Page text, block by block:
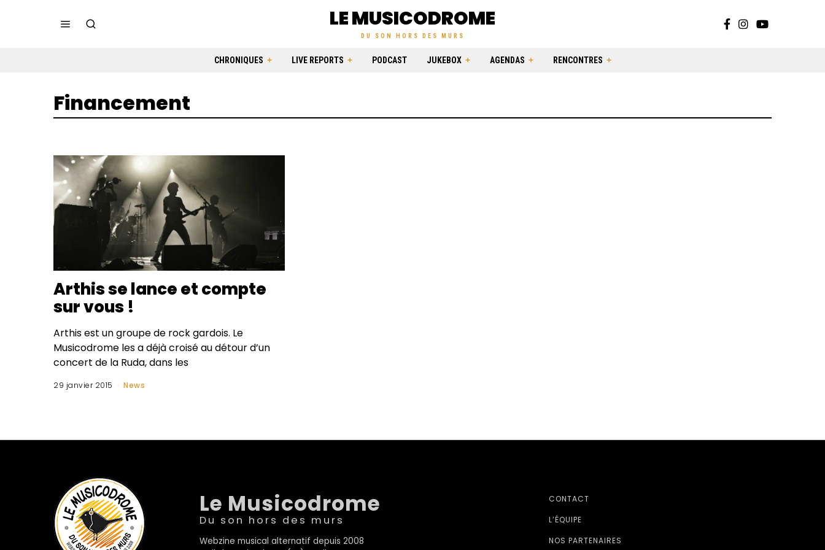
LE MUSICODROME
DU SON HORS DES MURS
CHRONIQUES LIVE REPORTS PODCAST JUKEBOX AGENDAS RENCONTRES
Financement
Arthis se lance et compte
sur vous !
Arthis est un groupe de rock gardois. Le
Musicodrome les a déjà croisé au détour d’un
concert de la Ruda, dans les
29 janvier 2015 News
Le Musicodrome
Du son hors des murs
Webzine musical alternatif depuis 2008
CONTACT
L’ÉQUIPE
NOS PARTENAIRES